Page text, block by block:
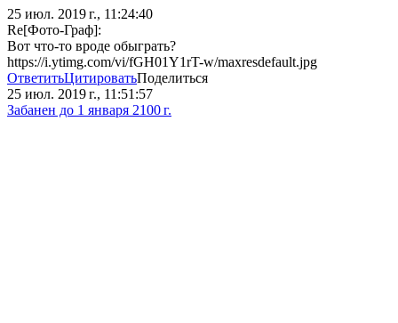
25 июл. 2019 г., 11:24:40
Re[Фото-Граф]:
Вот что-то вроде обыграть?
https://i.ytimg.com/vi/fGH01Y1rT-w/maxresdefault.jpg
ОтветитьЦитироватьПоделиться
25 июл. 2019 г., 11:51:57
Забанен до 1 января 2100 г.